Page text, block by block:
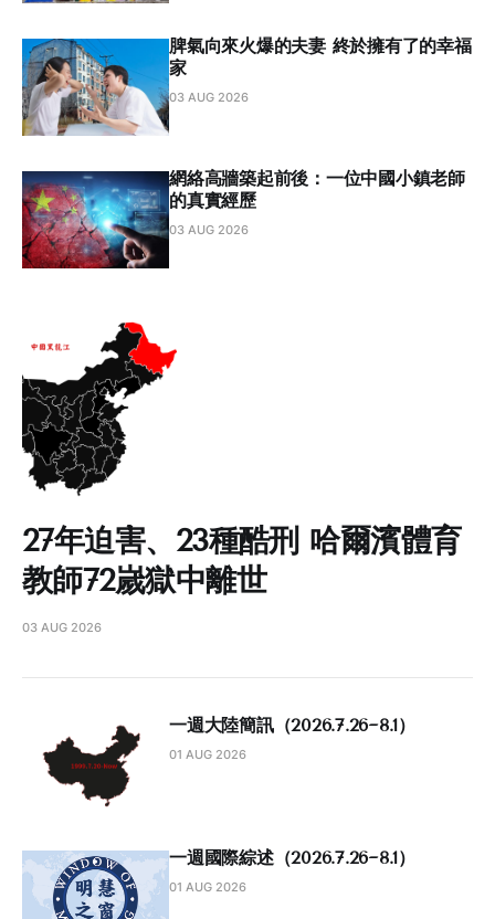
脾氣向來火爆的夫妻 終於擁有了的幸福
家
03 AUG 2026
網絡高牆築起前後：一位中國小鎮老師
的真實經歷
03 AUG 2026
27年迫害、23種酷刑 哈爾濱體育
教師72嵗獄中離世
03 AUG 2026
一週大陸簡訊（2026.7.26~8.1）
01 AUG 2026
一週國際綜述（2026.7.26~8.1）
01 AUG 2026